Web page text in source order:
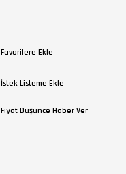
Favorilere Ekle
İstek Listeme Ekle
Fiyat Düşünce Haber Ver